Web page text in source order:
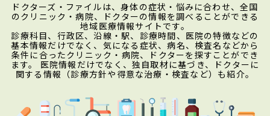
ドクターズ・ファイルは、身体の症状・悩みに合わせ、全国
のクリニック・病院、ドクターの情報を調べることができる
地域医療情報サイトです。
診療科目、行政区、沿線・駅、診療時間、医院の特徴などの
基本情報だけでなく、気になる症状、病名、検査名などから
条件に合ったクリニック・病院、ドクターを探すことができ
ます。 医院情報だけでなく、独自取材に基づき、ドクターに
関する情報（診療方針や得意な治療・検査など）も紹介。